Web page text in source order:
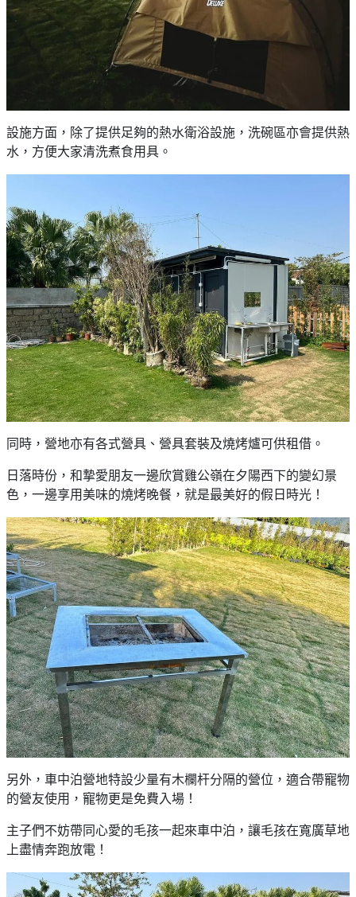
設施方面，除了提供足夠的熱水衛浴設施，洗碗區亦會提供熱
水，方便大家清洗煮食用具。
同時，營地亦有各式營具、營具套裝及燒烤爐可供租借。
日落時份，和摯愛朋友一邊欣賞雞公嶺在夕陽西下的變幻景
色，一邊享用美味的燒烤晚餐，就是最美好的假日時光！
另外，車中泊營地特設少量有木欄杆分隔的營位，適合帶寵物
的營友使用，寵物更是免費入場！
主子們不妨帶同心愛的毛孩一起來車中泊，讓毛孩在寬廣草地
上盡情奔跑放電！